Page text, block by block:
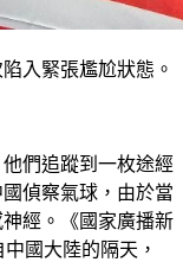
入緊張尷尬狀態。
他們追蹤到一枚途經
偵察氣球，由於當
經。《國家廣播新